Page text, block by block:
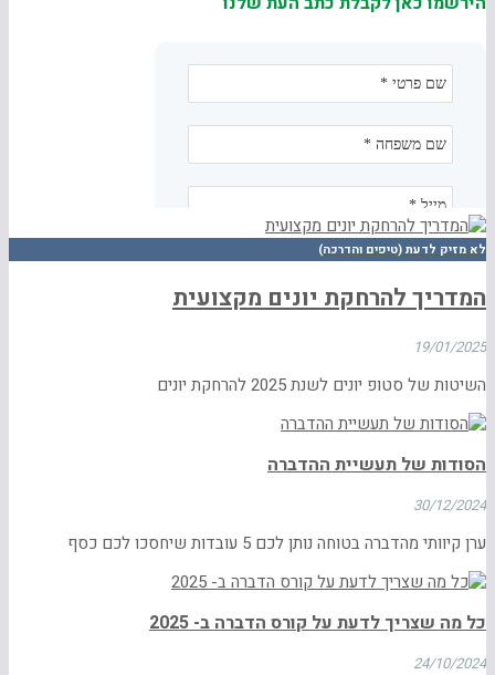
לא מזיק לדעת (טיפים והדרכה)
המדריך להרחקת יונים מקצועית
19/01/2025
השיטות של סטופ יונים לשנת 2025 להרחקת יונים
הסודות של תעשיית ההדברה
30/12/2024
ערן קיוותי מהדברה בטוחה נותן לכם 5 עובדות שיחסכו לכם כסף
כל מה שצריך לדעת על קורס הדברה ב- 2025
24/10/2024